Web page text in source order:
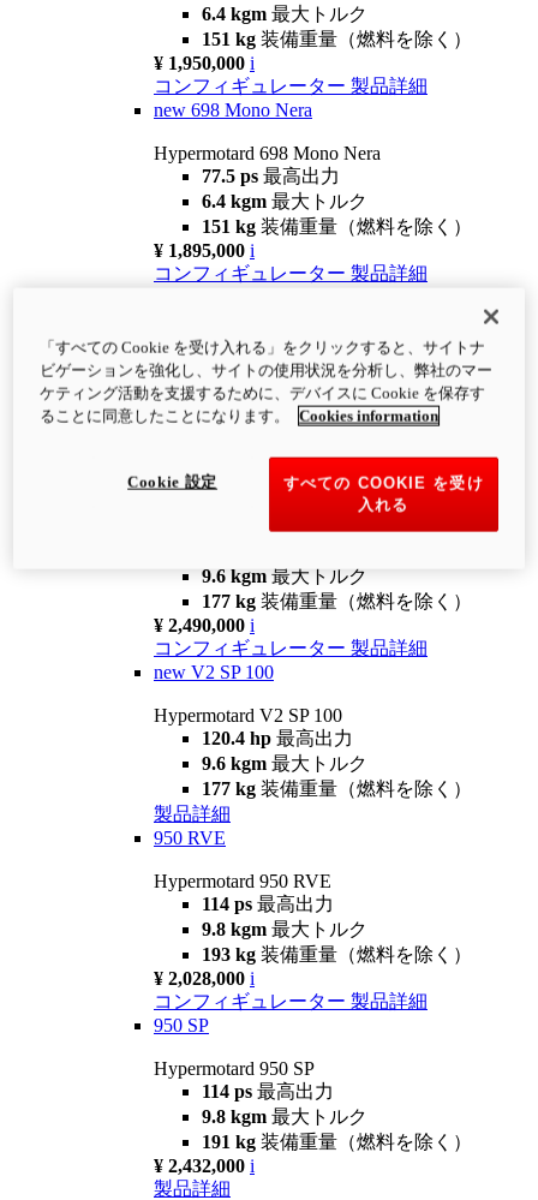
6.4 kgm 最大トルク
151 kg 装備重量（燃料を除く）
¥ 1,950,000 i
コンフィギュレーター 製品詳細
new 698 Mono Nera
Hypermotard 698 Mono Nera
77.5 ps 最高出力
6.4 kgm 最大トルク
151 kg 装備重量（燃料を除く）
¥ 1,895,000 i
コンフィギュレーター 製品詳細
Hypermotard V2
120.4 hp最高出力
9.6 kgm最大トルク
180 kg装備重量（燃料を除く）
コンフィギュレーター 製品詳細
newV2 SP
Hypermotard V2 SP
9.6 kgm 最大トルク
177 kg 装備重量（燃料を除く）
¥ 2,490,000 i
コンフィギュレーター 製品詳細
new V2 SP 100
Hypermotard V2 SP 100
120.4 hp 最高出力
9.6 kgm 最大トルク
177 kg 装備重量（燃料を除く）
製品詳細
950 RVE
Hypermotard 950 RVE
114 ps 最高出力
9.8 kgm 最大トルク
193 kg 装備重量（燃料を除く）
¥ 2,028,000 i
コンフィギュレーター 製品詳細
950 SP
Hypermotard 950 SP
114 ps 最高出力
9.8 kgm 最大トルク
191 kg 装備重量（燃料を除く）
¥ 2,432,000 i
製品詳細
「すべての Cookie を受け入れる」をクリックすると、サイトナ
ビゲーションを強化し、サイトの使用状況を分析し、弊社のマー
ケティング活動を支援するために、デバイスに Cookie を保存す
ることに同意したことになります。
Cookies information
すべての COOKIE を受け
入れる
Cookie 設定